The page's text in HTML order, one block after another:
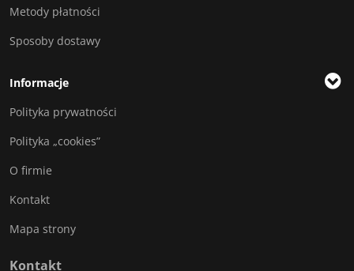
Metody płatności
Sposoby dostawy
Informacje
Polityka prywatności
Polityka „cookies”
O firmie
Kontakt
Mapa strony
Kontakt